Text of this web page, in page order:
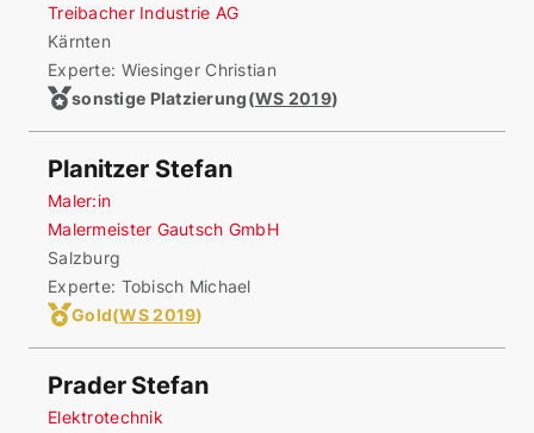
Treibacher Industrie AG
Kärnten
Experte: Wiesinger Christian
sonstige Platzierung(WS 2019)
Planitzer Stefan
Maler:in
Malermeister Gautsch GmbH
Salzburg
Experte: Tobisch Michael
Gold(WS 2019)
Prader Stefan
Elektrotechnik